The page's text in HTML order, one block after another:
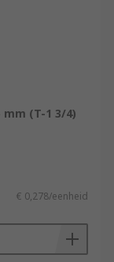
(T-1 3/4)
€ 0,278/eenheid